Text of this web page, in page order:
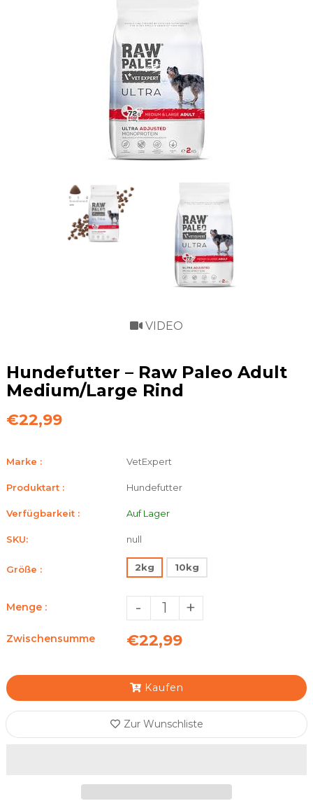
VIDEO
Hundefutter – Raw Paleo Adult
Medium/Large Rind
€22,99
Marke : VetExpert
Produktart : Hundefutter
Verfügbarkeit : Auf Lager
SKU: null
Größe : 2kg 10kg
Menge : - +
Zwischensumme €22,99
Kaufen
Zur Wunschliste